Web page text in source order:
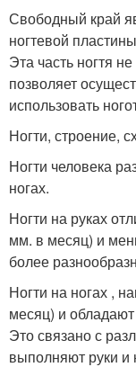
Свободный край
ногтевой
Эта часть ногтя
позволяет
использовать
Ногти, строение,
Ногти человека
ногах.
Ногти на руках
мм. в месяц) и
более
Ногти на ногах ,
месяц) и
Это связано с
выполняют руки и